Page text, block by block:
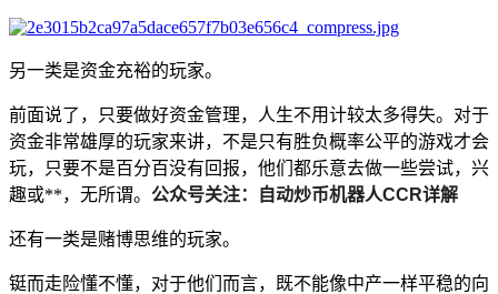
另一类是资金充裕的玩家。
前面说了，只要做好资金管理，人生不用计较太多得失。对于
资金非常雄厚的玩家来讲，不是只有胜负概率公平的游戏才会
玩，只要不是百分百没有回报，他们都乐意去做一些尝试，兴
趣或**，无所谓。 公众号关注：自动炒币机器人CCR详解
还有一类是赌博思维的玩家。
铤而走险懂不懂，对于他们而言，既不能像中产一样平稳的向